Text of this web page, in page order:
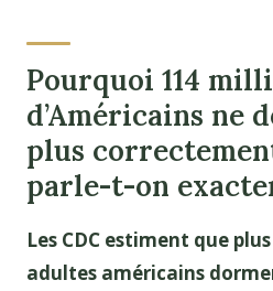
Pourquoi 114
d’Américains ne
plus
parle-t-on
Les CDC estiment que
adultes américains